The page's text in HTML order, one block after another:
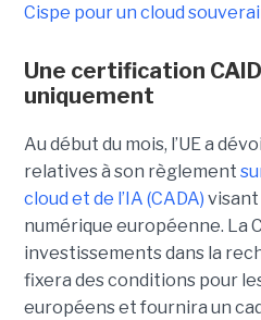
Cispe pour un cloud
Une certification
uniquement
Au début du mois, l’UE a
relatives à son règlement
cloud et de l’IA (CADA) visant
numérique européenne. La
investissements dans la
fixera des conditions pour
européens et fournira un